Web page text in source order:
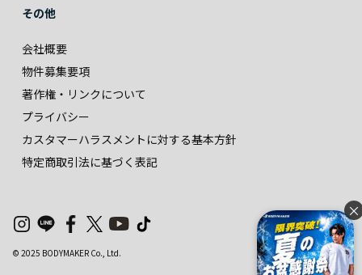
×
その他
会社概要
物件募集要項
著作権・リンクについて
プライバシー
カスタマーハラスメントに対する基本方針
特定商取引法に基づく表記
© 2025 BODYMAKER Co., Ltd.